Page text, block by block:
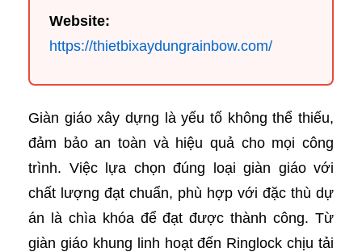
Website:
https://thietbixaydungrainbow.com/
Giàn giáo xây dựng là yếu tố không thể thiếu,
đảm bảo an toàn và hiệu quả cho mọi công
trình. Việc lựa chọn đúng loại giàn giáo với
chất lượng đạt chuẩn, phù hợp với đặc thù dự
án là chìa khóa để đạt được thành công. Từ
giàn giáo khung linh hoạt đến Ringlock chịu tải